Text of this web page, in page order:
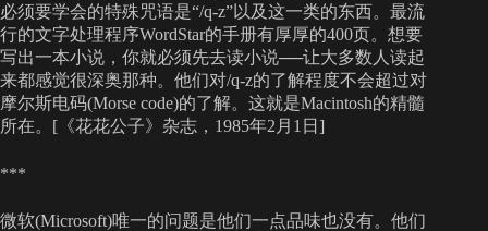
必须要学会的特殊咒语是“/q-z”以及这一类的东西。最流
行的文字处理程序WordStar的手册有厚厚的400页。想要
写出一本小说，你就必须先去读小说──让大多数人读起
来都感觉很深奥那种。他们对/q-z的了解程度不会超过对
摩尔斯电码(Morse code)的了解。这就是Macintosh的精髓
所在。[《花花公子》杂志，1985年2月1日]
***
微软(Microsoft)唯一的问题是他们一点品味也没有。他们